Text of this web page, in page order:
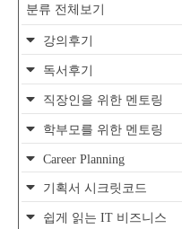
분류 전체보기
강의후기
독서후기
직장인을 위한 멘토링
학부모를 위한 멘토링
Career Planning
기획서 시크릿코드
쉽게 읽는 IT 비즈니스